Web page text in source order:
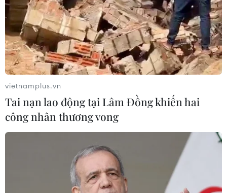
yen mạnh lên và số liệu việc làm Mỹ
06/08/2026 05:14
Lãi suất ngân hàng ngày 6/8: Kỳ hạn
3 tháng đang được mức lãi suất tối đa
06/08/2026 00:06
đồng won của Hàn Quốc
vietnamplus.vn
Tai nạn lao động tại Lâm Đồng khiến hai
công nhân thương vong